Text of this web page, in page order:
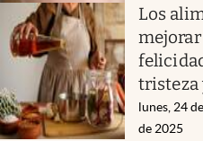
Los
tristeza
lunes, 24
de 2025